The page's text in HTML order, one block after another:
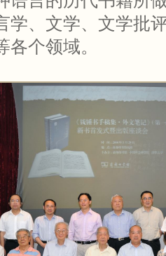
学、文学、文学批
各个领域。